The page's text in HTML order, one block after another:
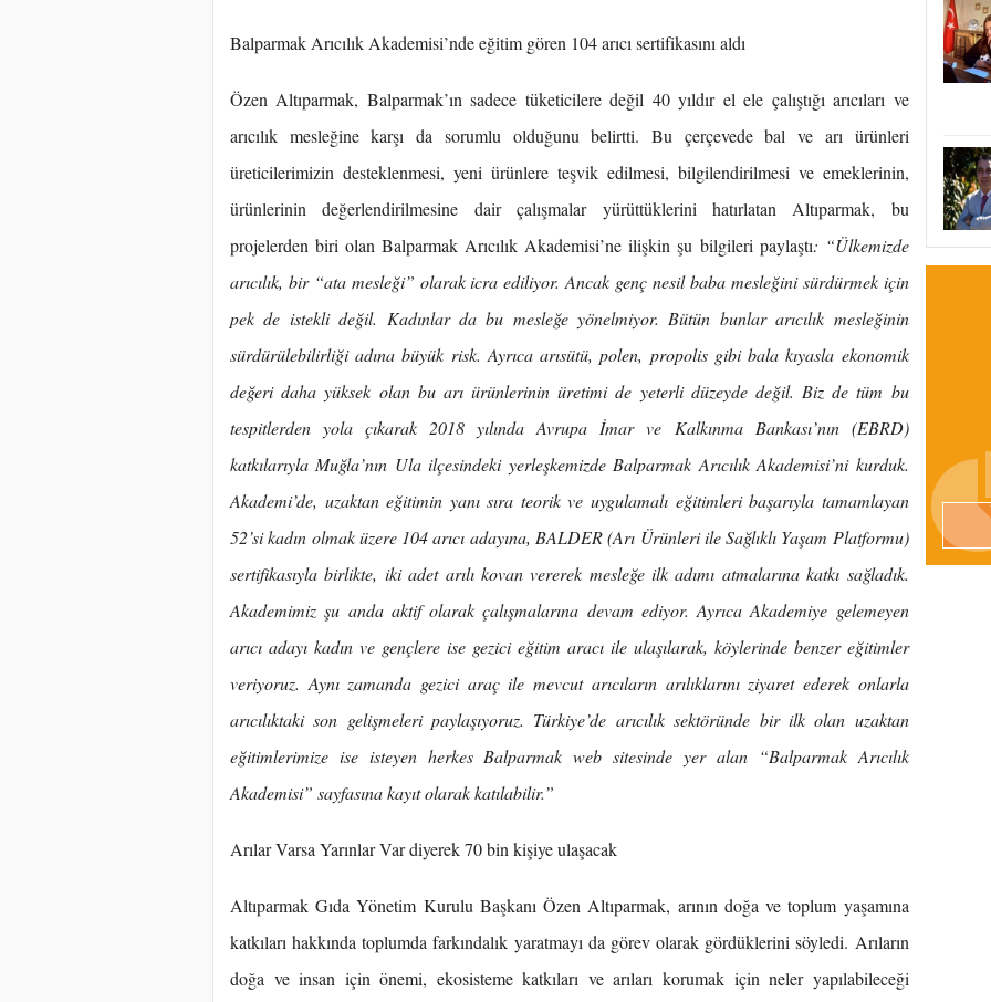
Balparmak Arıcılık Akademisi’nde eğitim gören 104 arıcı sertifikasını aldı
Özen Altıparmak, Balparmak’ın sadece tüketicilere değil 40 yıldır el ele çalıştığı arıcıları ve
arıcılık mesleğine karşı da sorumlu olduğunu belirtti. Bu çerçevede bal ve arı ürünleri
üreticilerimizin desteklenmesi, yeni ürünlere teşvik edilmesi, bilgilendirilmesi ve emeklerinin,
ürünlerinin değerlendirilmesine dair çalışmalar yürüttüklerini hatırlatan Altıparmak, bu
projelerden biri olan Balparmak Arıcılık Akademisi’ne ilişkin şu bilgileri paylaştı: “Ülkemizde
arıcılık, bir “ata mesleği” olarak icra ediliyor. Ancak genç nesil baba mesleğini sürdürmek için
pek de istekli değil. Kadınlar da bu mesleğe yönelmiyor. Bütün bunlar arıcılık mesleğinin
sürdürülebilirliği adına büyük risk. Ayrıca arısütü, polen, propolis gibi bala kıyasla ekonomik
değeri daha yüksek olan bu arı ürünlerinin üretimi de yeterli düzeyde değil. Biz de tüm bu
tespitlerden yola çıkarak 2018 yılında Avrupa İmar ve Kalkınma Bankası’nın (EBRD)
katkılarıyla Muğla’nın Ula ilçesindeki yerleşkemizde Balparmak Arıcılık Akademisi’ni kurduk.
Akademi’de, uzaktan eğitimin yanı sıra teorik ve uygulamalı eğitimleri başarıyla tamamlayan
52’si kadın olmak üzere 104 arıcı adayına, BALDER (Arı Ürünleri ile Sağlıklı Yaşam Platformu)
sertifikasıyla birlikte, iki adet arılı kovan vererek mesleğe ilk adımı atmalarına katkı sağladık.
Akademimiz şu anda aktif olarak çalışmalarına devam ediyor. Ayrıca Akademiye gelemeyen
arıcı adayı kadın ve gençlere ise gezici eğitim aracı ile ulaşılarak, köylerinde benzer eğitimler
veriyoruz. Aynı zamanda gezici araç ile mevcut arıcıların arılıklarını ziyaret ederek onlarla
arıcılıktaki son gelişmeleri paylaşıyoruz. Türkiye’de arıcılık sektöründe bir ilk olan uzaktan
eğitimlerimize ise isteyen herkes Balparmak web sitesinde yer alan “Balparmak Arıcılık
Akademisi” sayfasına kayıt olarak katılabilir.”
Arılar Varsa Yarınlar Var diyerek 70 bin kişiye ulaşacak
Altıparmak Gıda Yönetim Kurulu Başkanı Özen Altıparmak, arının doğa ve toplum yaşamına
katkıları hakkında toplumda farkındalık yaratmayı da görev olarak gördüklerini söyledi. Arıların
doğa ve insan için önemi, ekosisteme katkıları ve arıları korumak için neler yapılabileceği